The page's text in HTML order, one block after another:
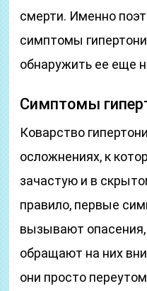
смерти. Именно
симптомы
обнаружить ее еще
Симптомы
Коварство
осложнениях, к
зачастую и в
правило, первые
вызывают
обращают на них
они просто